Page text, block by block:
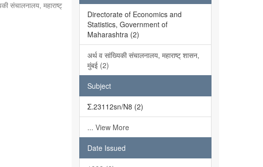
संचालनालय, महाराष्ट्
Directorate of Economics and
Statistics, Government of
Maharashtra (2)
अर्थ व सांख्यिकी संचालनालय, महाराष्ट् शासन,
मुंबई (2)
Subject
Σ.23112sn/N8 (2)
... View More
Date Issued